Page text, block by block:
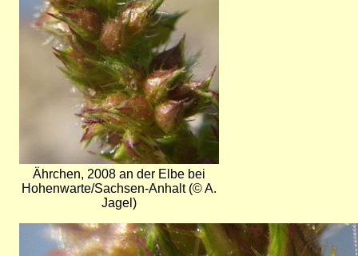
Ährchen, 2008 an der Elbe bei
Hohenwarte/Sachsen-Anhalt (© A.
Jagel)